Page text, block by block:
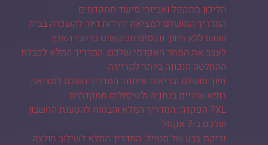
הליכון מתקפל ואביזרי סיעוד מתקדמים
המדריך המושלם למציאת יחידות דיור להשכרה בבית
שמש ללא תיווך ונכסים מבוקשים ברחבי הארץ
לעצב את המחר האקדמי שלכם: המדריך המלא לקבלת
ההחלטה הנכונה ביותר לקריירה
חיוך מושלם ובריאות איתנה: המדריך השלם למציאת
רופא שיניים בנתניה ולטיפולים מתקדמים
7XL הפקדה: המדריך המלא והבטוח להטענת החשבון
שלכם ב-7 אקסל
זריקת צבע של סטייל: המדריך המלא לשילוב חולצה